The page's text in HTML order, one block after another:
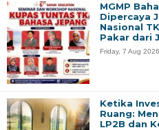
MGMP
Dipercaya
Nasional
Pakar dari
Friday, 7 Aug
Ketika
Ruang:
LP2B dan